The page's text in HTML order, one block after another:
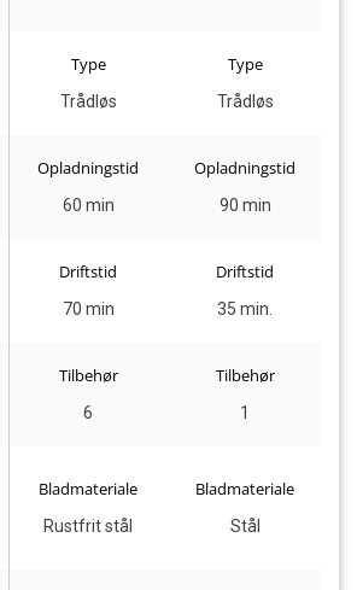
Type
Trådløs
Type
Trådløs
Opladningstid
60 min
Opladningstid
90 min
Driftstid
70 min
Driftstid
35 min.
Tilbehør
6
Tilbehør
1
Bladmateriale
Rustfrit stål
Bladmateriale
Stål